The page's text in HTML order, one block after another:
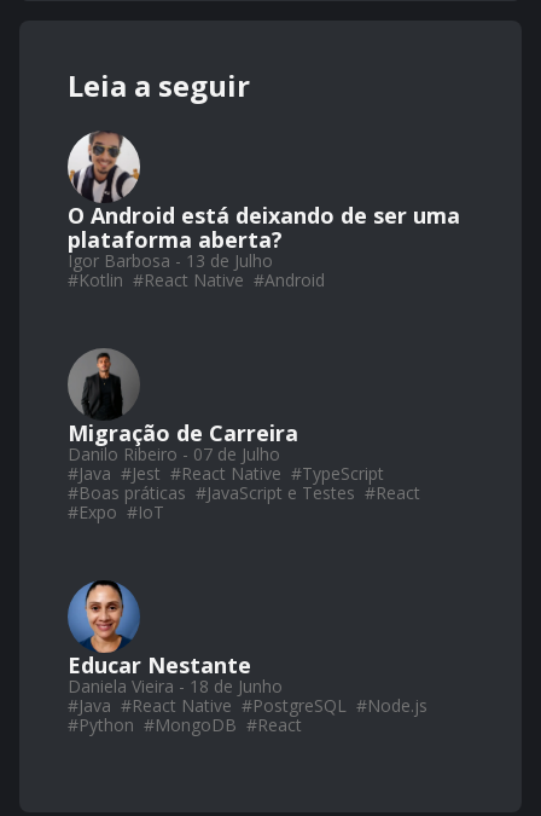
Leia a seguir
O Android está deixando de ser uma
plataforma aberta?
Igor Barbosa - 13 de Julho
#Kotlin #React Native #Android
Migração de Carreira
Danilo Ribeiro - 07 de Julho
#Java #Jest #React Native #TypeScript
#Boas práticas #JavaScript e Testes #React
#Expo #IoT
Educar Nestante
Daniela Vieira - 18 de Junho
#Java #React Native #PostgreSQL #Node.js
#Python #MongoDB #React